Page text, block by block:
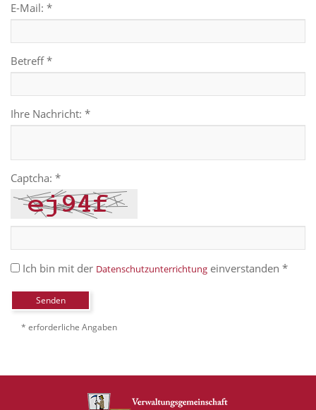
E-Mail: *
Betreff *
Ihre Nachricht: *
Captcha: *
Ich bin mit der Datenschutzunterrichtung einverstanden *
Senden
* erforderliche Angaben